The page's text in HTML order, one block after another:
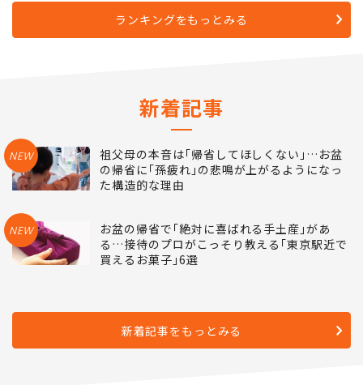
ランキングをもっとみる
新着記事
NEW
祖父母の本音は｢帰省してほしくない｣…お盆
の帰省に｢孫疲れ｣の悲鳴が上がるようになっ
た構造的な理由
NEW
お盆の帰省で｢絶対に喜ばれる手土産｣があ
る…接待のプロがこっそり教える｢東京駅近で
買えるお菓子｣6選
新着記事をもっとみる